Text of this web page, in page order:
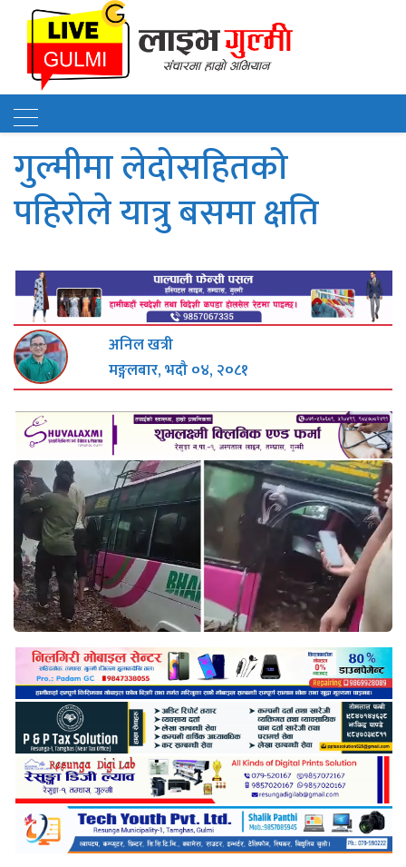
गुल्मीमा लेदोसहितको
पहिरोले यात्रु बसमा क्षति
अनिल खत्री
मङ्गलबार, भदौ ०४, २०८१